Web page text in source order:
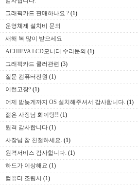
그래픽카드 판매하나요 ? (1)
운영체제 설치비 문의
새해 복 많이 받으세요
ACHIEVA LCD모니터 수리문의 (1)
그래픽카드 쿨러관련 (3)
질문 컴퓨터전원 (1)
이런고장? (1)
어제 밤늦게까지 OS 설치해주셔서 감사합니다. (1)
젊은 사장님 화이팅!! (1)
원격 감사합니다 (1)
사장님 참 친절하세요. (1)
원격서비스 감사합니다. (1)
하드가 이상해요 (1)
컴퓨터 조립시 (1)